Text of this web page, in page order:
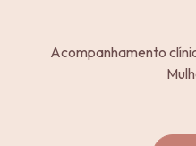
Acompanhamento